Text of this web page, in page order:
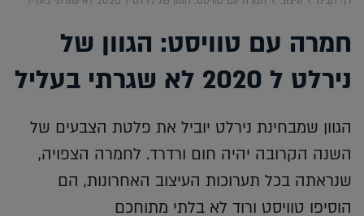
חמרה עם טוויסט: הגוון של
נירלט ל 2020 לא שגרתי בעליל
הגוון שמבחינת נירלט יוביל את פלטת הצבעים של
השנה הקרובה יהיה חום ורדרד. לחמרה הצפויה,
שנראתה בכל תערוכות העיצוב האחרונות, הם
הוסיפו טוויסט ורוד לא בלתי מתוחכם